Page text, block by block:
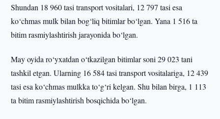
Shundan 18 960 tasi transport vositalari, 12 797 tasi esa
ko‘chmas mulk bilan bog‘liq bitimlar bo‘lgan. Yana 1 516 ta
bitim rasmiylashtirish jarayonida bo‘lgan.
May oyida ro‘yxatdan o‘tkazilgan bitimlar soni 29 023 tani
tashkil etgan. Ularning 16 584 tasi transport vositalariga, 12 439
tasi esa ko‘chmas mulkka to‘g‘ri kelgan. Shu bilan birga, 1 113
ta bitim rasmiylashtirish bosqichida bo‘lgan.